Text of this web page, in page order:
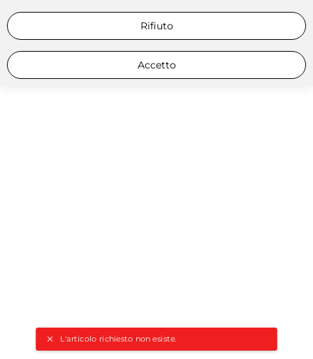
L'articolo richiesto non esiste.
Rifiuto
Accetto